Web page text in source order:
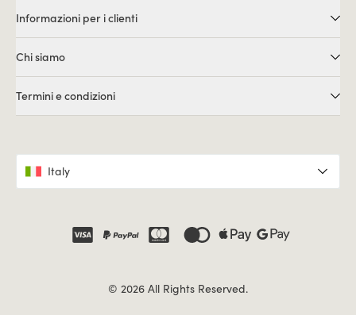
© 2026 All Rights Reserved.
Informazioni per i clienti
Chi siamo
Termini e condizioni
Italy